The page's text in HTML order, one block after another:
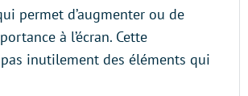
permet d’augmenter ou de
à l’écran. Cette
inutilement des éléments qui